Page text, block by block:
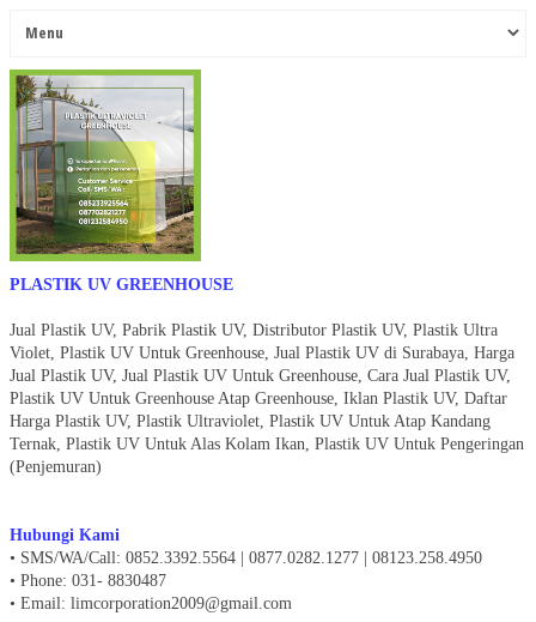
PLASTIK UV GREENHOUSE
Jual Plastik UV, Pabrik Plastik UV, Distributor Plastik UV, Plastik Ultra
Violet, Plastik UV Untuk Greenhouse, Jual Plastik UV di Surabaya, Harga
Jual Plastik UV, Jual Plastik UV Untuk Greenhouse, Cara Jual Plastik UV,
Plastik UV Untuk Greenhouse Atap Greenhouse, Iklan Plastik UV, Daftar
Harga Plastik UV, Plastik Ultraviolet, Plastik UV Untuk Atap Kandang
Ternak, Plastik UV Untuk Alas Kolam Ikan, Plastik UV Untuk Pengeringan
(Penjemuran)
Hubungi Kami
• SMS/WA/Call: 0852.3392.5564 | 0877.0282.1277 | 08123.258.4950
• Phone: 031- 8830487
• Email: limcorporation2009@gmail.com